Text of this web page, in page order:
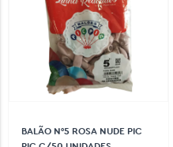
BALÃO N°5 ROSA NUDE PIC